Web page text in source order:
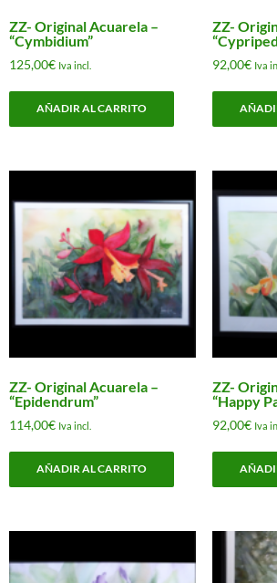
ZZ- Original Acuarela –
“Cymbidium”
125,00€ Iva incl.
AÑADIR AL CARRITO
ZZ-
92,00€ Iva
ZZ- Original Acuarela –
“Epidendrum”
114,00€ Iva incl.
AÑADIR AL CARRITO
ZZ-
“Happy
92,00€ Iva